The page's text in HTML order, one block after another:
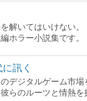
解いてはいけない
ホラー小説集です。
訊く
デジタルゲーム市
らのルーツと情熱を